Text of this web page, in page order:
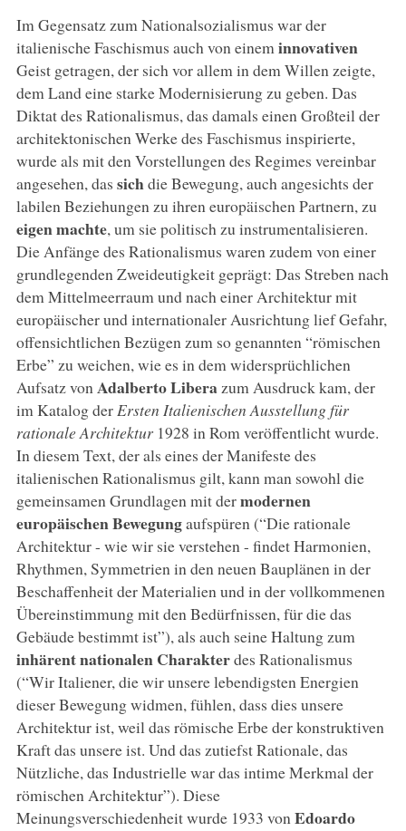
Im Gegensatz zum Nationalsozialismus war der
italienische Faschismus auch von einem innovativen
Geist getragen, der sich vor allem in dem Willen zeigte,
dem Land eine starke Modernisierung zu geben. Das
Diktat des Rationalismus, das damals einen Großteil der
architektonischen Werke des Faschismus inspirierte,
wurde als mit den Vorstellungen des Regimes vereinbar
angesehen, das sichdie Bewegung, auch angesichts der
labilen Beziehungen zu ihren europäischen Partnern, zu
eigen machte, um sie politisch zu instrumentalisieren.
Die Anfänge des Rationalismus waren zudem von einer
grundlegenden Zweideutigkeit geprägt: Das Streben nach
dem Mittelmeerraum und nach einer Architektur mit
europäischer und internationaler Ausrichtung lief Gefahr,
offensichtlichen Bezügen zum so genannten “römischen
Erbe” zu weichen, wie es in dem widersprüchlichen
Aufsatz von Adalberto Libera zum Ausdruck kam, der
im Katalog der Ersten Italienischen Ausstellung für
rationale Architektur1928 in Rom veröffentlicht wurde.
In diesem Text, der als eines der Manifeste des
italienischen Rationalismus gilt, kann man sowohl die
gemeinsamen Grundlagen mit dermodernen
europäischen Bewegungaufspüren (“Die rationale
Architektur - wie wir sie verstehen - findet Harmonien,
Rhythmen, Symmetrien in den neuen Bauplänen in der
Beschaffenheit der Materialien und in der vollkommenen
Übereinstimmung mit den Bedürfnissen, für die das
Gebäude bestimmt ist”), als auch seine Haltung zum
inhärent nationalen Charakterdes Rationalismus
(“Wir Italiener, die wir unsere lebendigsten Energien
dieser Bewegung widmen, fühlen, dass dies unsere
Architektur ist, weil das römische Erbe der konstruktiven
Kraft das unsere ist. Und das zutiefst Rationale, das
Nützliche, das Industrielle war das intime Merkmal der
römischen Architektur”). Diese
Meinungsverschiedenheit wurde 1933 von Edoardo